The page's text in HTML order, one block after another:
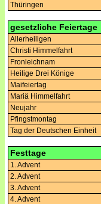
Thüringen
gesetzliche Feiertage
Allerheiligen
Christi Himmelfahrt
Fronleichnam
Heilige Drei Könige
Maifeiertag
Mariä Himmelfahrt
Neujahr
Pfingstmontag
Tag der Deutschen Einheit
Festtage
1. Advent
2. Advent
3. Advent
4. Advent